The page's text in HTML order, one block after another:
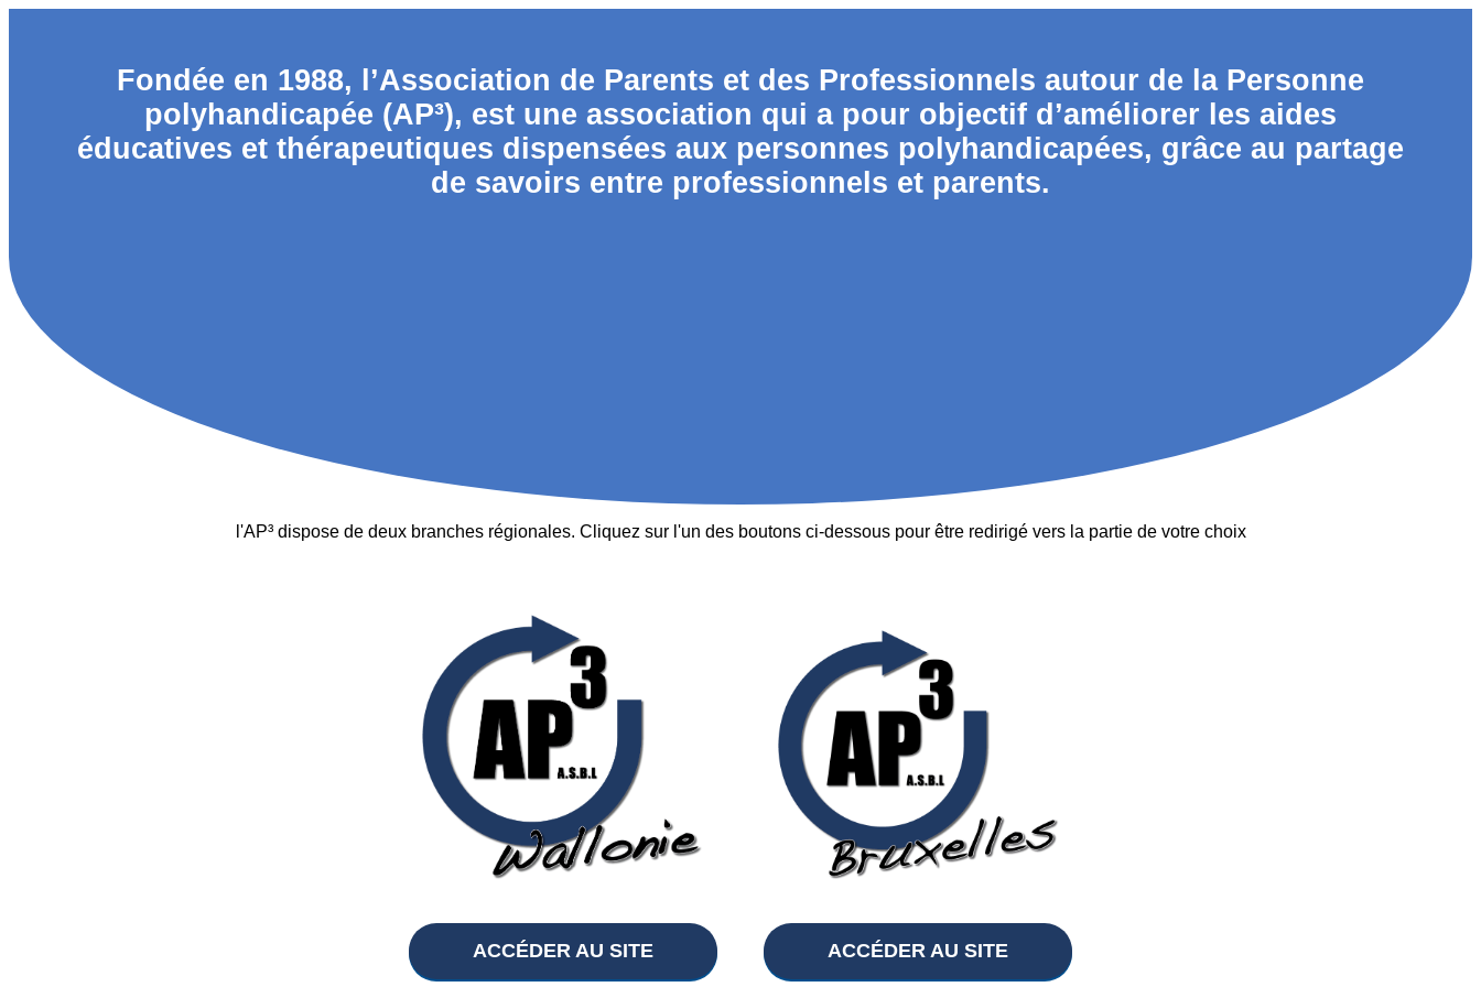
Fondée en 1988, l’Association de Parents et des Professionnels autour de la Personne
polyhandicapée (AP³), est une association qui a pour objectif d’améliorer les aides
éducatives et thérapeutiques dispensées aux personnes polyhandicapées, grâce au partage
de savoirs entre professionnels et parents.
l'AP³ dispose de deux branches régionales. Cliquez sur l'un des boutons ci-dessous pour être redirigé vers la partie de votre choix
ACCÉDER AU SITE ACCÉDER AU SITE